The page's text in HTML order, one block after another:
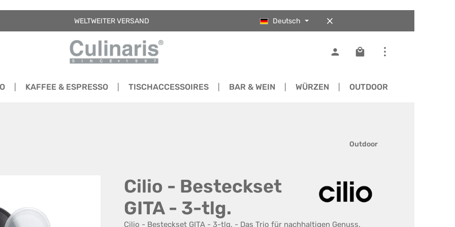
WELTWEITER VERSAND Deutsch
Warenkorb enthält 0
KAFFEE & ESPRESSO TISCHACCESSOIRES BAR & WEIN WÜRZEN OUTDOOR
Outdoor
Cilio - Besteckset
GITA - 3-tlg.
Cilio - Besteckset GITA - 3-tlg. - Das Trio für nachhaltigen Genuss.